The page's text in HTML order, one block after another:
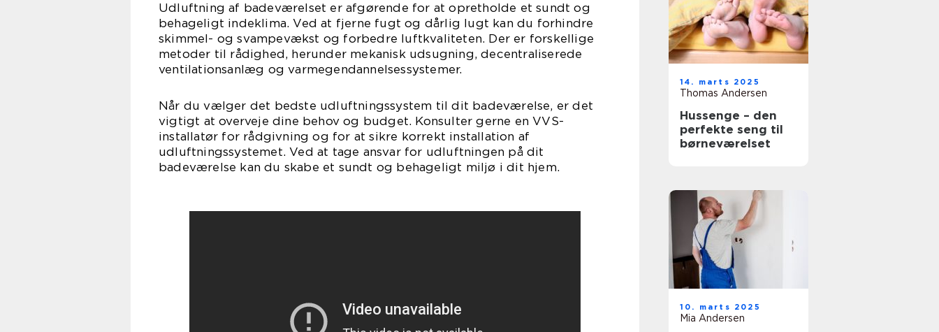
Udluftning af badeværelset er afgørende for at opretholde et sundt og
behageligt indeklima. Ved at fjerne fugt og dårlig lugt kan du forhindre
skimmel- og svampevækst og forbedre luftkvaliteten. Der er forskellige
metoder til rådighed, herunder mekanisk udsugning, decentraliserede
ventilationsanlæg og varmegendannelsessystemer.
Når du vælger det bedste udluftningssystem til dit badeværelse, er det
vigtigt at overveje dine behov og budget. Konsulter gerne en VVS-
installatør for rådgivning og for at sikre korrekt installation af
udluftningssystemet. Ved at tage ansvar for udluftningen på dit
badeværelse kan du skabe et sundt og behageligt miljø i dit hjem.
14. marts 2025
Thomas Andersen
Hussenge – den
perfekte seng til
børneværelset
10. marts 2025
Mia Andersen